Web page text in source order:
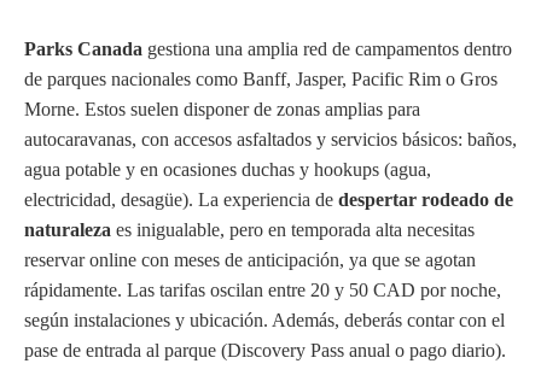
Parks Canada gestiona una amplia red de campamentos dentro
de parques nacionales como Banff, Jasper, Pacific Rim o Gros
Morne. Estos suelen disponer de zonas amplias para
autocaravanas, con accesos asfaltados y servicios básicos: baños,
agua potable y en ocasiones duchas y hookups (agua,
electricidad, desagüe). La experiencia de despertar rodeado de
naturaleza es inigualable, pero en temporada alta necesitas
reservar online con meses de anticipación, ya que se agotan
rápidamente. Las tarifas oscilan entre 20 y 50 CAD por noche,
según instalaciones y ubicación. Además, deberás contar con el
pase de entrada al parque (Discovery Pass anual o pago diario).